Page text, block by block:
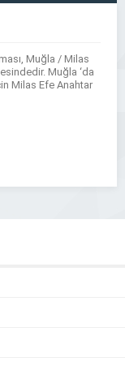
Muğla / Milas
Muğla ‘da
Milas Efe Anahtar